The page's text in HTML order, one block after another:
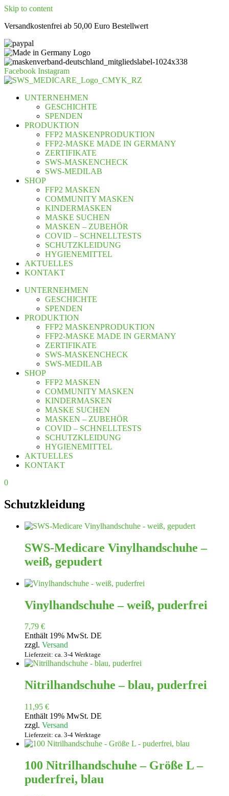
Skip to content
Versandkostenfrei ab 50,00 Euro Bestellwert
Facebook Instagram
UNTERNEHMEN
GESCHICHTE
SPENDEN
PRODUKTION
FFP2 MASKENPRODUKTION
FFP2-MASKE MADE IN GERMANY
ZERTIFIKATE
SWS-MASKENCHECK
SWS-MEDILAB
SHOP
FFP2 MASKEN
COMMUNITY MASKEN
KINDERMASKEN
MASKE SUCHEN
MASKEN – ZUBEHÖR
COVID – SCHNELLTESTS
SCHUTZKLEIDUNG
HYGIENEMITTEL
AKTUELLES
KONTAKT
UNTERNEHMEN
GESCHICHTE
SPENDEN
PRODUKTION
FFP2 MASKENPRODUKTION
FFP2-MASKE MADE IN GERMANY
ZERTIFIKATE
SWS-MASKENCHECK
SWS-MEDILAB
SHOP
FFP2 MASKEN
COMMUNITY MASKEN
KINDERMASKEN
MASKE SUCHEN
MASKEN – ZUBEHÖR
COVID – SCHNELLTESTS
SCHUTZKLEIDUNG
HYGIENEMITTEL
AKTUELLES
KONTAKT
0
Schutzkleidung
SWS-Medicare Vinylhandschuhe –
weiß, gepudert
Vinylhandschuhe – weiß, puderfrei
7,79 €
Enthält 19% MwSt. DE
zzgl. Versand
Lieferzeit: ca. 3-4 Werktage
Nitrilhandschuhe – blau, puderfrei
11,95 €
Enthält 19% MwSt. DE
zzgl. Versand
Lieferzeit: ca. 3-4 Werktage
100 Nitrilhandschuhe – Größe L –
puderfrei, blau